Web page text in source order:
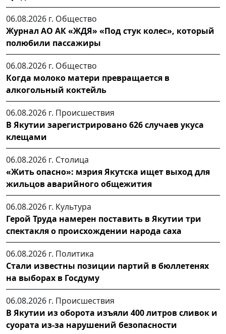
06.08.2026 г. Общество
Журнал АО АК «ЖДЯ» «Под стук колес», который
полюбили пассажиры
06.08.2026 г. Общество
Когда молоко матери превращается в
алкогольный коктейль
06.08.2026 г. Происшествия
В Якутии зарегистрировано 626 случаев укуса
клещами
06.08.2026 г. Столица
«Жить опасно»: мэрия Якутска ищет выход для
жильцов аварийного общежития
06.08.2026 г. Культура
Герой Труда намерен поставить в Якутии три
спектакля о происхождении народа саха
06.08.2026 г. Политика
Стали известны позиции партий в бюллетенях
на выборах в Госдуму
06.08.2026 г. Происшествия
В Якутии из оборота изъяли 400 литров сливок и
суората из-за нарушений безопасности